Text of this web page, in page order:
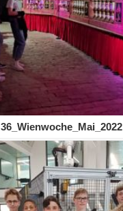
36_Wienwoche_Mai_2022